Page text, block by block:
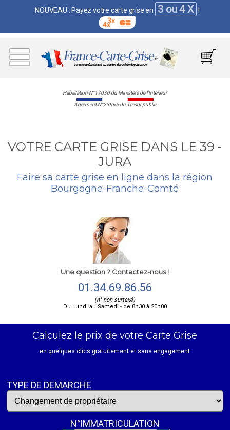
NOUVEAU : Payez votre carte grise en 3 ou 4 X !
Habilitation N°17030 du Ministere de l'Interieur
Agrement N°23965 du Tresor public
VOTRE CARTE GRISE DANS LE 39 -
JURA
Faire sa carte grise en ligne dans la région
Bourgogne-Franche-Comté
Une question ? Contactez-nous !
01.34.69.86.56
(n° non surtaxé)
Du Lundi au Samedi - de 8h30 à 20h00
Calculez le prix de votre Carte Grise
en quelques clics gratuitement et sans engagement
TYPE DE DEMARCHE
N°IMMATRICULATION